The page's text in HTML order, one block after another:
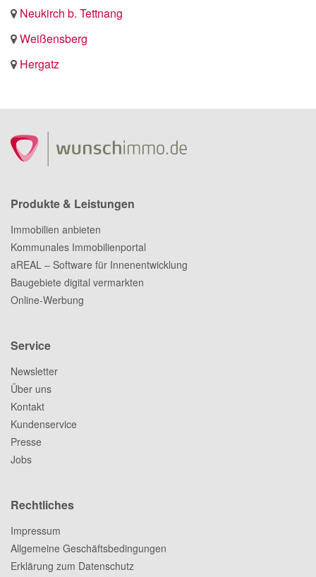
Neukirch b. Tettnang
Weißensberg
Hergatz
Produkte & Leistungen
Immobilien anbieten
Kommunales Immobilienportal
aREAL – Software für Innenentwicklung
Baugebiete digital vermarkten
Online-Werbung
Service
Newsletter
Über uns
Kontakt
Kundenservice
Presse
Jobs
Rechtliches
Impressum
Allgemeine Geschäftsbedingungen
Erklärung zum Datenschutz